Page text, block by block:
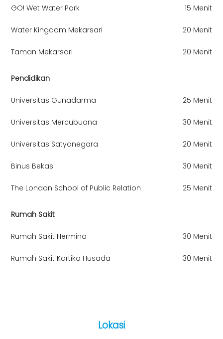
GO! Wet Water Park 15 Menit
Water Kingdom Mekarsari 20 Menit
Taman Mekarsari 20 Menit
Pendidikan
Universitas Gunadarma 25 Menit
Universitas Mercubuana 30 Menit
Universitas Satyanegara 20 Menit
Binus Bekasi 30 Menit
The London School of Public Relation 25 Menit
Rumah Sakit
Rumah Sakit Hermina 30 Menit
Rumah Sakit Kartika Husada 30 Menit
Lokasi